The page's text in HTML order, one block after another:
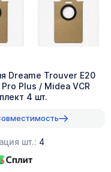
Dreame Trouver E20
Plus / Midea VCR
4 шт.
шт.: 4